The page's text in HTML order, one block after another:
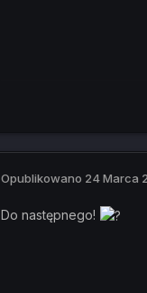
Opublikowano 24 Marca
Do następnego!